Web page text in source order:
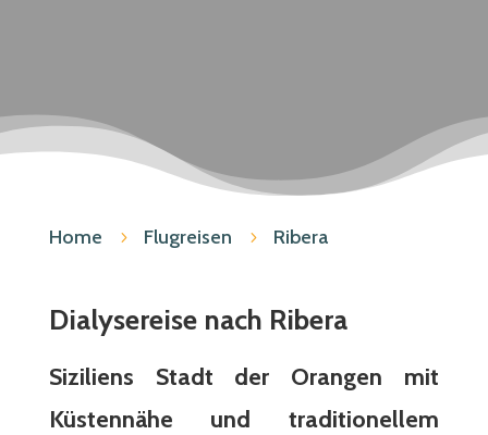
Home 5 Flugreisen 5 Ribera
Dialysereise nach Ribera
Siziliens Stadt der Orangen mit
Küstennähe und traditionellem